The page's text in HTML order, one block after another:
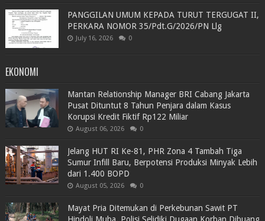
PANGGILAN UMUM KEPADA TURUT TERGUGAT II,
PERKARA NOMOR 35/Pdt.G/2026/PN Llg
July 16, 2026 0
EKONOMI
Mantan Relationship Manager BRI Cabang Jakarta
Pusat Dituntut 8 Tahun Penjara dalam Kasus
Korupsi Kredit Fiktif Rp122 Miliar
August 06, 2026 0
Jelang HUT RI Ke-81, PHR Zona 4 Tambah Tiga
Sumur Infill Baru, Berpotensi Produksi Minyak Lebih
dari 1.400 BOPD
August 05, 2026 0
Mayat Pria Ditemukan di Perkebunan Sawit PT